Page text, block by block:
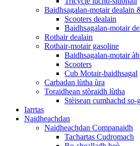
Baidhsagalan-motair dealain
Scooters dealain
Baidhsagalan-motair
Rothair dealain
Rothair-motair gasoline
Baidhsagalan-motair
Scooters
Cub Motair-baidhsagal
Carbadan lùtha ùra
Toraidhean stòraidh lùtha
Stèisean cumhachd so-
Iarrtas
Naidheachdan
Naidheachdan Companaidh
Tachartas Cudromach